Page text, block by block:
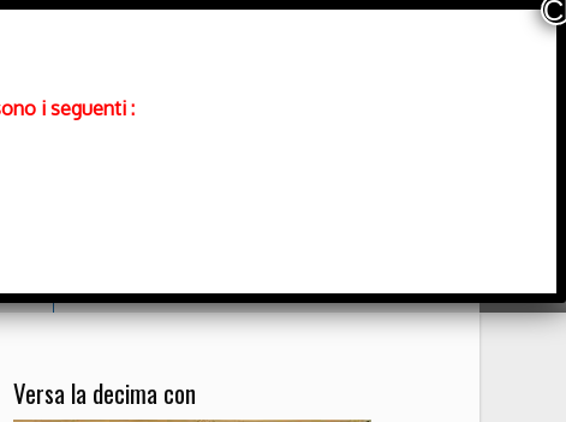
Versa la decima con
i seguenti :